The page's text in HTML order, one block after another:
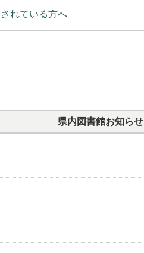
れている方へ
県内図書館お知らせ